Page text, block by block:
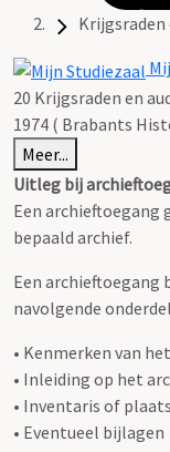
Krijgsraden
20 Krijgsraden en
1974 ( Brabants
Meer...
Uitleg bij
Een archieftoegang
bepaald archief.
Een archieftoegang
navolgende
• Kenmerken van
• Inleiding op het
• Inventaris of
• Eventueel bijlagen